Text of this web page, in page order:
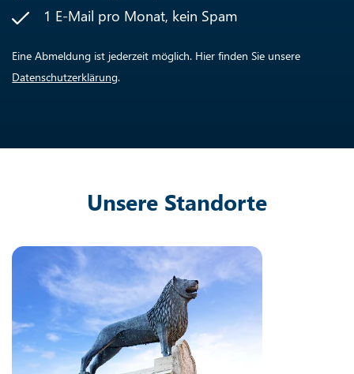
1 E-Mail pro Monat, kein Spam
Eine Abmeldung ist jederzeit möglich. Hier finden Sie unsere
Datenschutzerklärung.
Unsere Standorte